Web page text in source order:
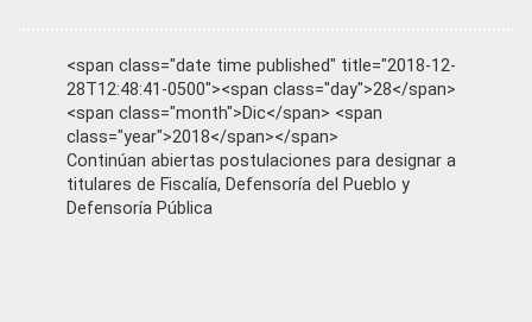
<span class="date time published" title="2018-12-
28T12:48:41-0500"><span class="day">28</span>
<span class="month">Dic</span> <span
class="year">2018</span></span>
Continúan abiertas postulaciones para designar a
titulares de Fiscalía, Defensoría del Pueblo y
Defensoría Pública